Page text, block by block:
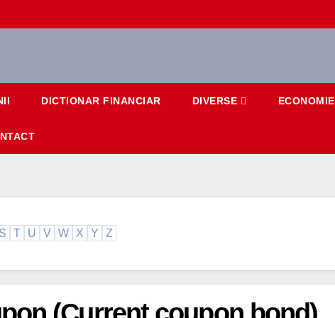
DICTIONAR FINANCIAR DIVERSE ECONOMIE
S T U V W X Y Z